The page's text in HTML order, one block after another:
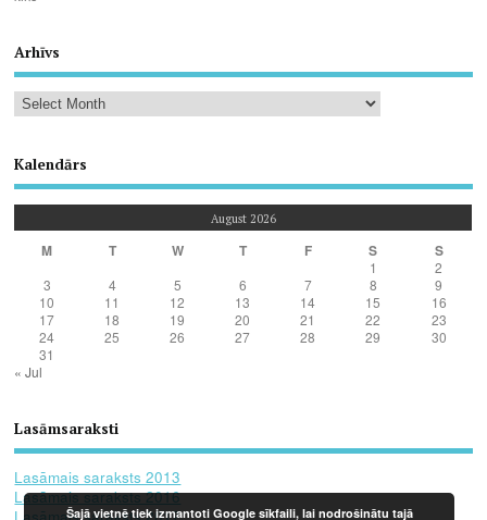
Arhīvs
Kalendārs
August 2026
M T W T F S S
1
2
3
4 5 6 7 8
9
10
11 12 13 14 15
16
17
18 19 20 21 22
23
24
25 26 27 28 29
30
31
« Jul
Lasāmsaraksti
Lasāmais saraksts 2013
Lasāmais saraksts 2016
Šajā vietnē tiek izmantoti Google sīkfaili, lai nodrošinātu tajā